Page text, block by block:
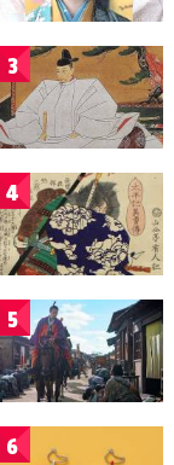
3
4
5
6